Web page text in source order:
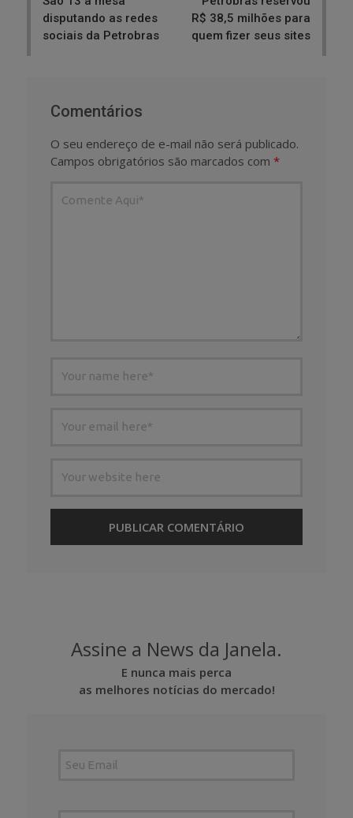
disputando as redes
sociais da Petrobras
R$ 38,5 milhões para
quem fizer seus sites
Comentários
O seu endereço de e-mail não será publicado.
Campos obrigatórios são marcados com *
Assine a News da Janela.
E nunca mais perca
as melhores notícias do mercado!